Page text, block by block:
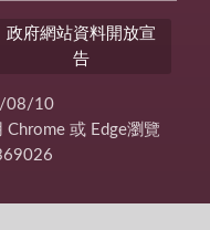
政府網站資料開放宣
告
08/10
或 Edge瀏覽